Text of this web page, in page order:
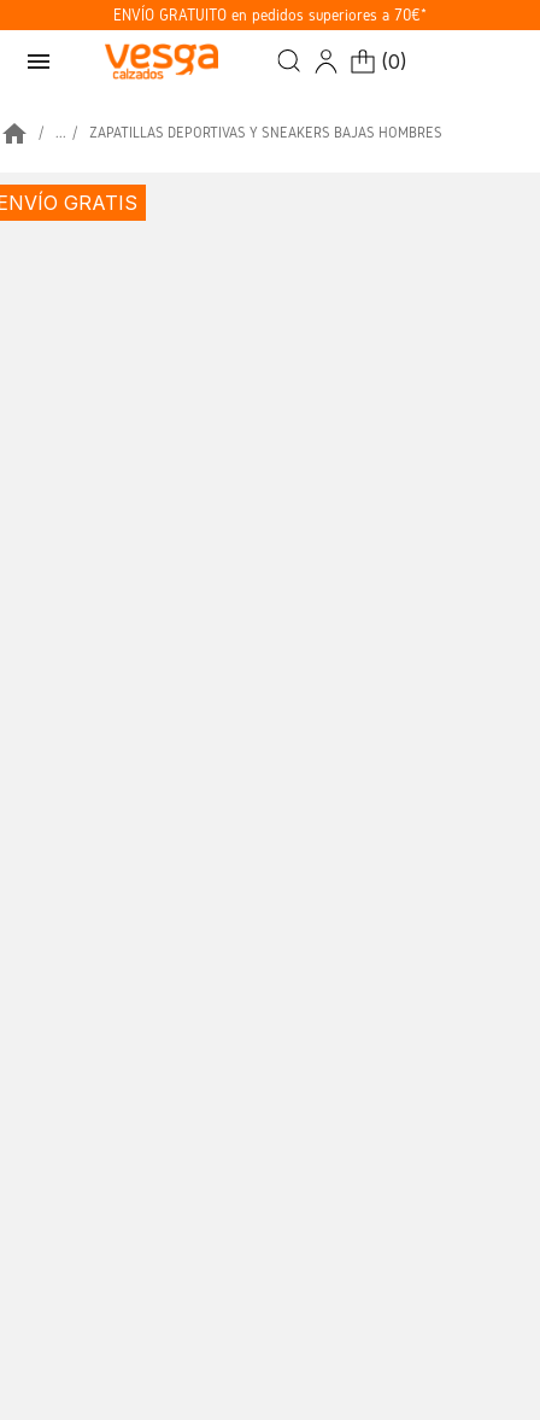
ENVÍO GRATUITO en pedidos superiores a 70€*
menu (0)
home ... ZAPATILLAS DEPORTIVAS Y SNEAKERS BAJAS HOMBRES
GRATIS